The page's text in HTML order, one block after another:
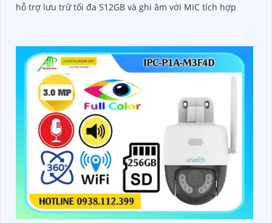
hỗ trợ lưu trữ tối đa 512GB và ghi âm với MIC tích hợp